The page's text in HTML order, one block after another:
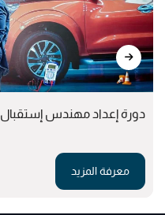
دورة إعداد مهندس إستقبال
معرفة المزيد